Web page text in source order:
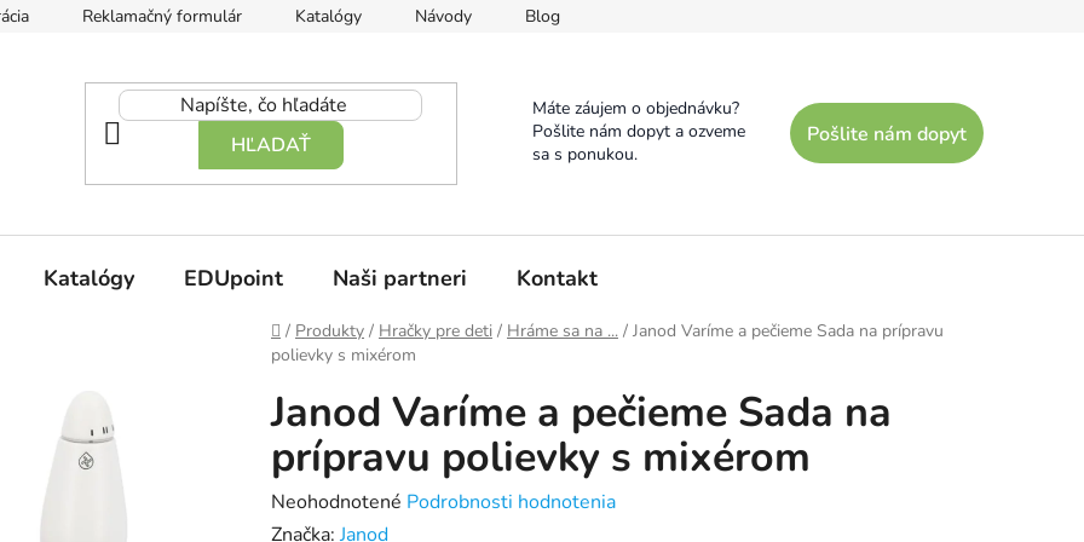
Reklamačný formulár Katalógy Návody Blog
HĽADAŤ
Máte záujem o objednávku?
Pošlite nám dopyt a ozveme
sa s ponukou.
Pošlite nám dopyt
Katalógy EDUpoint Naši partneri Kontakt
Domov
/ Produkty / Hračky pre deti / Hráme sa na ... / Janod Varíme a pečieme Sada na prípravu
polievky s mixérom
Janod Varíme a pečieme Sada na
prípravu polievky s mixérom
Priemerné
hodnotenie
Neohodnotené Podrobnosti hodnotenia
Značka: Janod